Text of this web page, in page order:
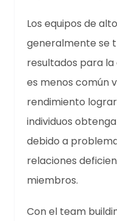
Los equipos de
generalmente se
resultados para la
es menos común
rendimiento
individuos
debido a
relaciones
miembros.
Con el team